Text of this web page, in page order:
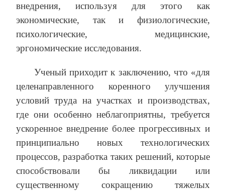
внедрения, используя для этого как
экономические, так и физиологические,
психологические, медицинские,
эргономические исследования.
Ученый приходит к заключению, что «для
целенаправленного коренного улучшения
условий труда на участках и производствах,
где они особенно неблагоприятны, требуется
ускоренное внедрение более прогрессивных и
принципиально новых технологических
процессов, разработка таких решений, которые
способствовали бы ликвидации или
существенному сокращению тяжелых